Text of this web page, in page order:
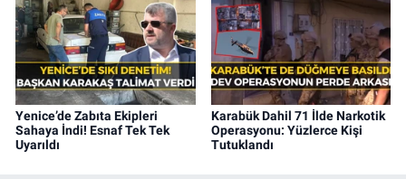
Yenice’de Zabıta Ekipleri
Sahaya İndi! Esnaf Tek Tek
Uyarıldı
Karabük Dahil 71 İlde Narkotik
Operasyonu: Yüzlerce Kişi
Tutuklandı